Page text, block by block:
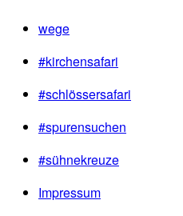
wege
#kirchensafari
#schlössersafari
#spurensuchen
#sühnekreuze
Impressum